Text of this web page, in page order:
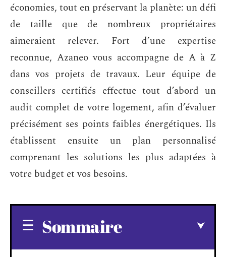
économies, tout en préservant la planète: un défi
de taille que de nombreux propriétaires
aimeraient relever. Fort d’une expertise
reconnue, Azaneo vous accompagne de A à Z
dans vos projets de travaux. Leur équipe de
conseillers certifiés effectue tout d’abord un
audit complet de votre logement, afin d’évaluer
précisément ses points faibles énergétiques. Ils
établissent ensuite un plan personnalisé
comprenant les solutions les plus adaptées à
votre budget et vos besoins.
Sommaire